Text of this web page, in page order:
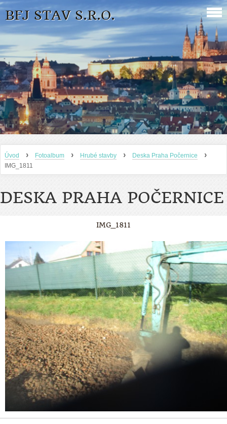
BFJ STAV S.R.O.
Úvod › Fotoalbum › Hrubé stavby › Deska Praha Počernice ›
IMG_1811
DESKA PRAHA POČERNICE
IMG_1811